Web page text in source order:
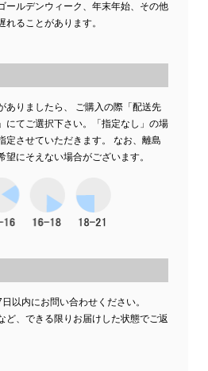
ールデンウィーク、年末年始、その他
ることがあります。
ありましたら、 ご購入の際「配送先
にてご選択下さい。「指定なし」の場
定させていただきます。 なお、離島
にそえない場合がございます。
以内にお問い合わせください。
ど、できる限りお届けした状態でご返